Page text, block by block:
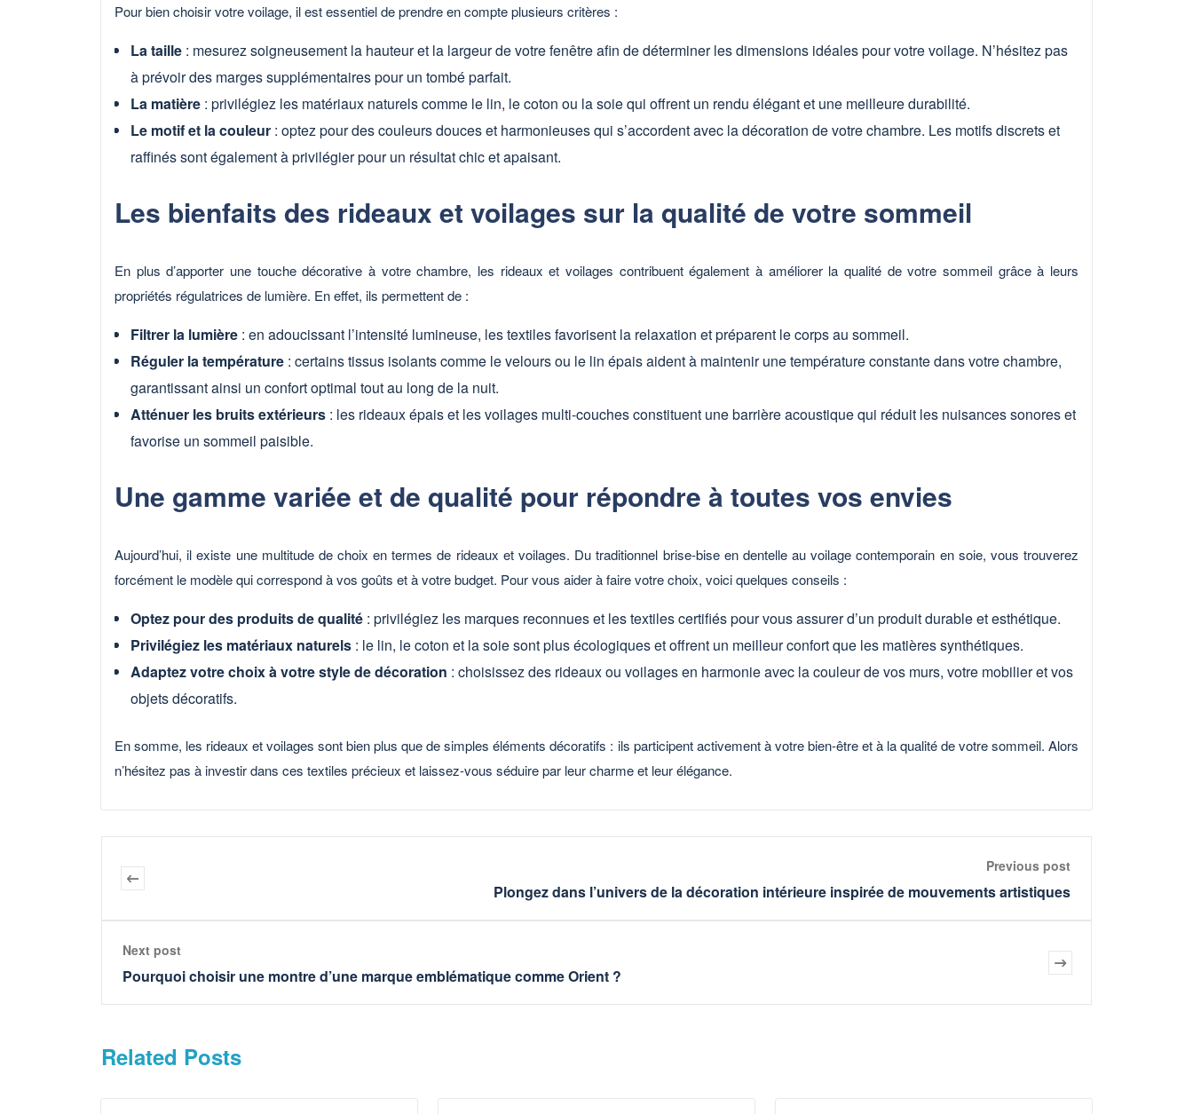
Pour bien choisir votre voilage, il est essentiel de prendre en compte plusieurs critères :
La taille : mesurez soigneusement la hauteur et la largeur de votre fenêtre afin de déterminer les dimensions idéales pour votre voilage. N’hésitez pas
à prévoir des marges supplémentaires pour un tombé parfait.
La matière : privilégiez les matériaux naturels comme le lin, le coton ou la soie qui offrent un rendu élégant et une meilleure durabilité.
Le motif et la couleur : optez pour des couleurs douces et harmonieuses qui s’accordent avec la décoration de votre chambre. Les motifs discrets et
raffinés sont également à privilégier pour un résultat chic et apaisant.
Les bienfaits des rideaux et voilages sur la qualité de votre sommeil
En plus d’apporter une touche décorative à votre chambre, les rideaux et voilages contribuent également à améliorer la qualité de votre sommeil grâce à leurs
propriétés régulatrices de lumière. En effet, ils permettent de :
Filtrer la lumière : en adoucissant l’intensité lumineuse, les textiles favorisent la relaxation et préparent le corps au sommeil.
Réguler la température : certains tissus isolants comme le velours ou le lin épais aident à maintenir une température constante dans votre chambre,
garantissant ainsi un confort optimal tout au long de la nuit.
Atténuer les bruits extérieurs : les rideaux épais et les voilages multi-couches constituent une barrière acoustique qui réduit les nuisances sonores et
favorise un sommeil paisible.
Une gamme variée et de qualité pour répondre à toutes vos envies
Aujourd’hui, il existe une multitude de choix en termes de rideaux et voilages. Du traditionnel brise-bise en dentelle au voilage contemporain en soie, vous trouverez
forcément le modèle qui correspond à vos goûts et à votre budget. Pour vous aider à faire votre choix, voici quelques conseils :
Optez pour des produits de qualité : privilégiez les marques reconnues et les textiles certifiés pour vous assurer d’un produit durable et esthétique.
Privilégiez les matériaux naturels : le lin, le coton et la soie sont plus écologiques et offrent un meilleur confort que les matières synthétiques.
Adaptez votre choix à votre style de décoration : choisissez des rideaux ou voilages en harmonie avec la couleur de vos murs, votre mobilier et vos
objets décoratifs.
En somme, les rideaux et voilages sont bien plus que de simples éléments décoratifs : ils participent activement à votre bien-être et à la qualité de votre sommeil. Alors
n’hésitez pas à investir dans ces textiles précieux et laissez-vous séduire par leur charme et leur élégance.
Previous post
Plongez dans l’univers de la décoration intérieure inspirée de mouvements artistiques
Next post
Pourquoi choisir une montre d’une marque emblématique comme Orient ?
Related Posts